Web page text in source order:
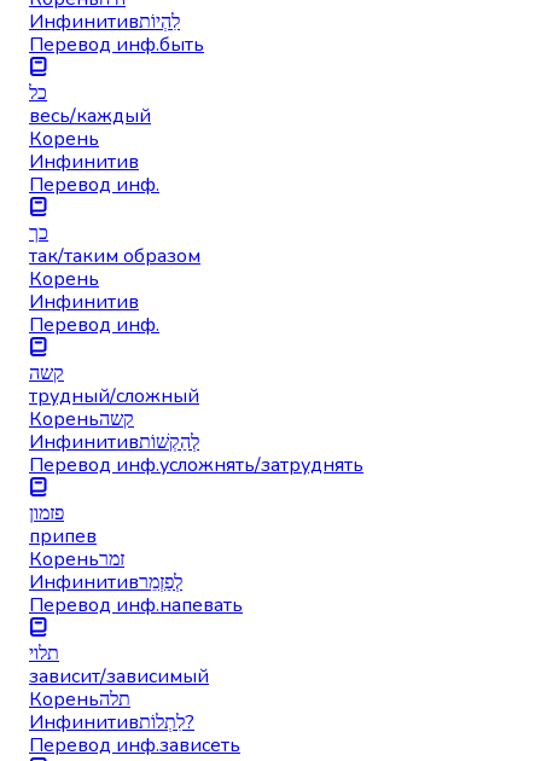
Инфинитивלִהְיוֹת
Перевод инф.быть
כל
весь/каждый
Корень
Инфинитив
Перевод инф.
כך
так/таким образом
Корень
Инфинитив
Перевод инф.
קשה
трудный/сложный
Кореньקשה
Инфинитивלְהַקְשׁוֹת
Перевод инф.усложнять/затруднять
פזמון
припев
Кореньזמר
Инфинитивלְפַזְמֵר
Перевод инф.напевать
תלוי
зависит/зависимый
Кореньתלה
Инфинитив
לִתְלוֹת?
Перевод инф.зависеть